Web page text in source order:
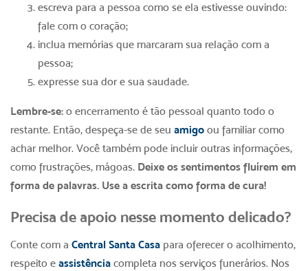
escreva para a pessoa como se ela estivesse ouvindo:
fale com o coração;
inclua memórias que marcaram sua relação com a
pessoa;
expresse sua dor e sua saudade.
Lembre-se: o encerramento é tão pessoal quanto todo o
restante. Então, despeça-se de seu amigo ou familiar como
achar melhor. Você também pode incluir outras informações,
como frustrações, mágoas. Deixe os sentimentos fluírem em
forma de palavras. Use a escrita como forma de cura!
Precisa de apoio nesse momento delicado?
Conte com a Central Santa Casa para oferecer o acolhimento,
respeito e assistência completa nos serviços funerários. Nos